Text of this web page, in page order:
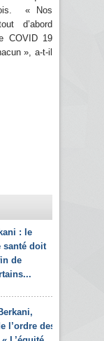
« Nos
d’abord
COVID 19
», a-t-il
: le
santé doit
de
l’ordre des